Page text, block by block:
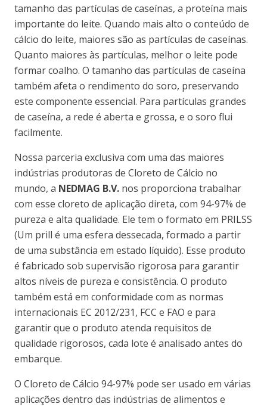
tamanho das partículas de caseínas, a proteína mais
importante do leite. Quando mais alto o conteúdo de
cálcio do leite, maiores são as partículas de caseínas.
Quanto maiores às partículas, melhor o leite pode
formar coalho. O tamanho das partículas de caseína
também afeta o rendimento do soro, preservando
este componente essencial. Para partículas grandes
de caseína, a rede é aberta e grossa, e o soro flui
facilmente.
Nossa parceria exclusiva com uma das maiores
indústrias produtoras de Cloreto de Cálcio no
mundo, a NEDMAG B.V. nos proporciona trabalhar
com esse cloreto de aplicação direta, com 94-97% de
pureza e alta qualidade. Ele tem o formato em PRILSS
(Um prill é uma esfera dessecada, formado a partir
de uma substância em estado líquido). Esse produto
é fabricado sob supervisão rigorosa para garantir
altos níveis de pureza e consistência. O produto
também está em conformidade com as normas
internacionais EC 2012/231, FCC e FAO e para
garantir que o produto atenda requisitos de
qualidade rigorosos, cada lote é analisado antes do
embarque.
O Cloreto de Cálcio 94-97% pode ser usado em várias
aplicações dentro das indústrias de alimentos e